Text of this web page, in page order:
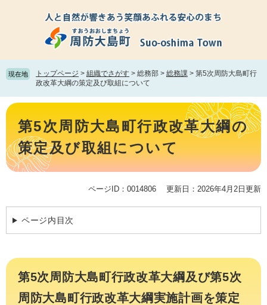
頭
で
飛
ば
て
現在地 トップページ > 組織でさがす > 総務部 > 総務課 > 第5次周防大島町行
政改革大綱の策定及び取組について
本
第5次周防大島町行政改革大綱の
策定及び取組について
ページID：0014806 更新日：2026年4月2日更新
ページ内目次
第5次周防大島町行政改革大綱及び第5次
周防大島町行政改革大綱実施計画を策定